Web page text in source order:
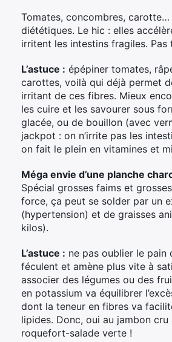
Tomates, concombres,
diététiques. Le hic : elles
irritent les intestins fragiles. Pas
L’astuce : épépiner tomates,
carottes, voilà qui déjà permet
irritant de ces fibres. Mieux
les cuire et les savourer sous
glacée, ou de bouillon (avec
jackpot : on n’irrite pas les
on fait le plein en vitamines et
Méga envie d’une planche
Spécial grosses faims et
force, ça peut se solder par un
(hypertension) et de graisses
kilos).
L’astuce : ne pas oublier le
féculent et amène plus vite à
associer des légumes ou des
en potassium va équilibrer
dont la teneur en fibres va
lipides. Donc, oui au jambon cru
roquefort-salade verte !